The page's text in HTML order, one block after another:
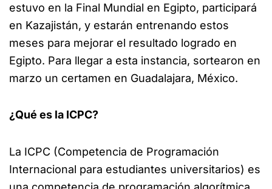
estuvo en la Final Mundial en Egipto, participará
en Kazajistán, y estarán entrenando estos
meses para mejorar el resultado logrado en
Egipto. Para llegar a esta instancia, sortearon en
marzo un certamen en Guadalajara, México.
¿Qué es la ICPC?
La ICPC (Competencia de Programación
Internacional para estudiantes universitarios) es